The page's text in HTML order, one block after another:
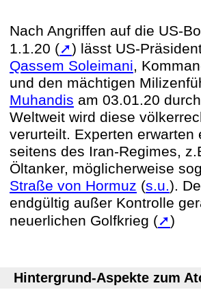
Nach Angriffen auf die US-
1.1.20 (➚) lässt US-
Qassem Soleimani,
und den mächtigen
Muhandis am 03.01.20
Weltweit wird diese
verurteilt. Experten erwarten
seitens des Iran-Regimes,
Öltanker, möglicherweise
Straße von Hormuz (s.u.).
endgültig außer Kontrolle
neuerlichen Golfkrieg (➚)
Hintergrund-Aspekte zum